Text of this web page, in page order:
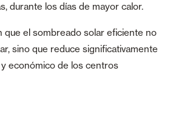
durante los días de mayor calor.
que el sombreado solar eficiente no
sino que reduce significativamente
económico de los centros